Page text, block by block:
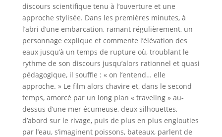
discours scientifique tenu à l’ouverture et une
approche stylisée. Dans les premières minutes, à
l’abri d’une embarcation, ramant régulièrement, un
personnage explique et commente l’élévation des
eaux jusqu’à un temps de rupture où, troublant le
rythme de son discours jusqu’alors rationnel et quasi
pédagogique, il souffle : « on l’entend… elle
approche. » Le film alors chavire et, dans le second
temps, amorcé par un long plan « traveling » au-
dessus d’une mer écumeuse, deux silhouettes,
d’abord sur le rivage, puis de plus en plus englouties
par l’eau, s’imaginent poissons, bateaux, parlent de